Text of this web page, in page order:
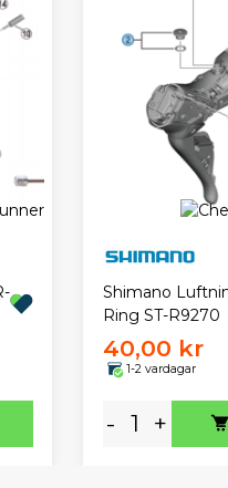
Shimano
Ring ST-R9270
40,00 kr
1-2 vardagar
- +